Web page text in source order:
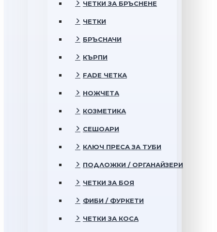
ЧЕТКИ ЗА БРЪСНЕНЕ
ЧЕТКИ
БРЪСНАЧИ
КЪРПИ
FADE ЧЕТКА
НОЖЧЕТА
КОЗМЕТИКА
СЕШОАРИ
КЛЮЧ ПРЕСА ЗА ТУБИ
ПОДЛОЖКИ / ОРГАНАЙЗЕРИ
ЧЕТКИ ЗА БОЯ
ФИБИ / ФУРКЕТИ
ЧЕТКИ ЗА КОСА